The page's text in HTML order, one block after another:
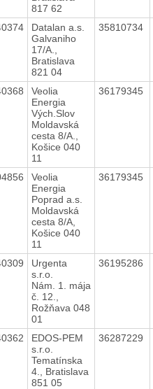
817 62
Datalan a.s.
Galvaniho
17/A.,
Bratislava
821 04
35810734
Veolia
Energia
Vých.Slov
Moldavská
cesta 8/A.,
Košice 040
11
36179345
Veolia
Energia
Poprad a.s.
Moldavská
cesta 8/A,
Košice 040
11
36179345
Urgenta
s.r.o.
Nám. 1. mája
č. 12.,
Rožňava 048
01
36195286
EDOS-PEM
s.r.o.
Tematínska
4., Bratislava
851 05
36287229